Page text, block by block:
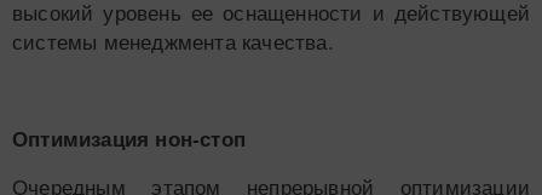
высокий уровень ее оснащенности и действующей
системы менеджмента качества.
Оптимизация нон-стоп
Очередным этапом непрерывной оптимизации